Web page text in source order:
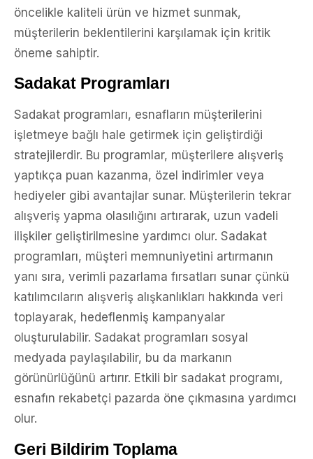
öncelikle kaliteli ürün ve hizmet sunmak,
müşterilerin beklentilerini karşılamak için kritik
öneme sahiptir.
Sadakat Programları
Sadakat programları, esnafların müşterilerini
işletmeye bağlı hale getirmek için geliştirdiği
stratejilerdir. Bu programlar, müşterilere alışveriş
yaptıkça puan kazanma, özel indirimler veya
hediyeler gibi avantajlar sunar. Müşterilerin tekrar
alışveriş yapma olasılığını artırarak, uzun vadeli
ilişkiler geliştirilmesine yardımcı olur. Sadakat
programları, müşteri memnuniyetini artırmanın
yanı sıra, verimli pazarlama fırsatları sunar çünkü
katılımcıların alışveriş alışkanlıkları hakkında veri
toplayarak, hedeflenmiş kampanyalar
oluşturulabilir. Sadakat programları sosyal
medyada paylaşılabilir, bu da markanın
görünürlüğünü artırır. Etkili bir sadakat programı,
esnafın rekabetçi pazarda öne çıkmasına yardımcı
olur.
Geri Bildirim Toplama